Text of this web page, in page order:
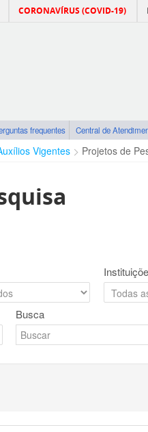
CORONAVÍRUS (COVID-19)
frequentes Central de
Vigentes Projetos de
Busca